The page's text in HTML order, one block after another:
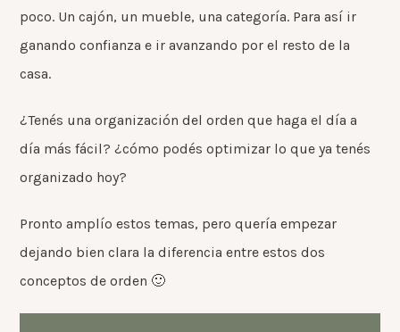
poco. Un cajón, un mueble, una categoría. Para así ir
ganando confianza e ir avanzando por el resto de la
casa.
¿Tenés una organización del orden que haga el día a
día más fácil? ¿cómo podés optimizar lo que ya tenés
organizado hoy?
Pronto amplío estos temas, pero quería empezar
dejando bien clara la diferencia entre estos dos
conceptos de orden 🙂